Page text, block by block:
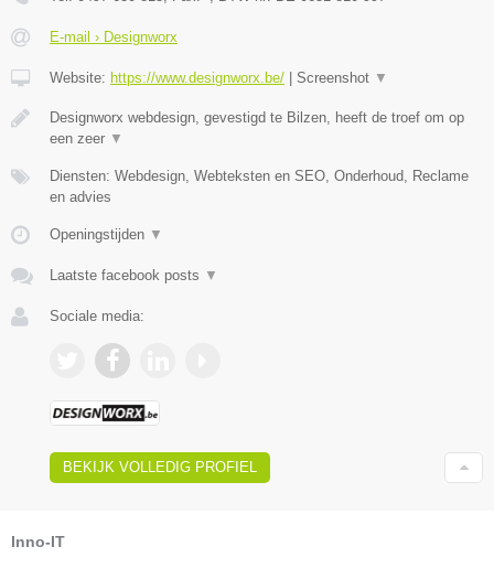
E-mail › Designworx
Website: https://www.designworx.be/ Screenshot ▼
Designworx webdesign, gevestigd te Bilzen, heeft de troef om op
een zeer ▼
Diensten: Webdesign, Webteksten en SEO, Onderhoud, Reclame
en advies
Openingstijden ▼
Laatste facebook posts ▼
Sociale media:
BEKIJK VOLLEDIG PROFIEL
Inno-IT